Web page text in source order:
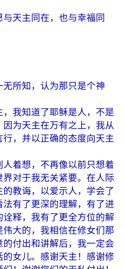
天主同在，也与幸福同
所知，认为那只是个神
我知道了耶稣是人，不是
为天主在万有之上，我从
，并以正确的态度向天主
着想，不再像以前只想着
界对于我无关紧要。在人际
教诲，以爱示人，学会了
有了更深的理解，有了进
释，我有了更全方位的解
大的，我相信在修女们那
付出和讲解后，我一定会
女儿。感谢天主！感谢修